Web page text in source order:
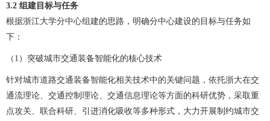
3.2 组建目标与任务
根据浙江大学分中心组建的思路，明确分中心建设的目标与任务如
下：
（1）突破城市交通装备智能化的核心技术
针对城市道路交通装备智能化相关技术中的关键问题，依托浙大在交
通流理论、交通控制理论、交通信息理论等方面的科研优势，采取重
点攻关、联合科研、引进消化吸收等多种形式，大力开展制约城市交